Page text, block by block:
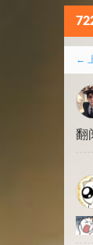
评
论
分
页
←
翻